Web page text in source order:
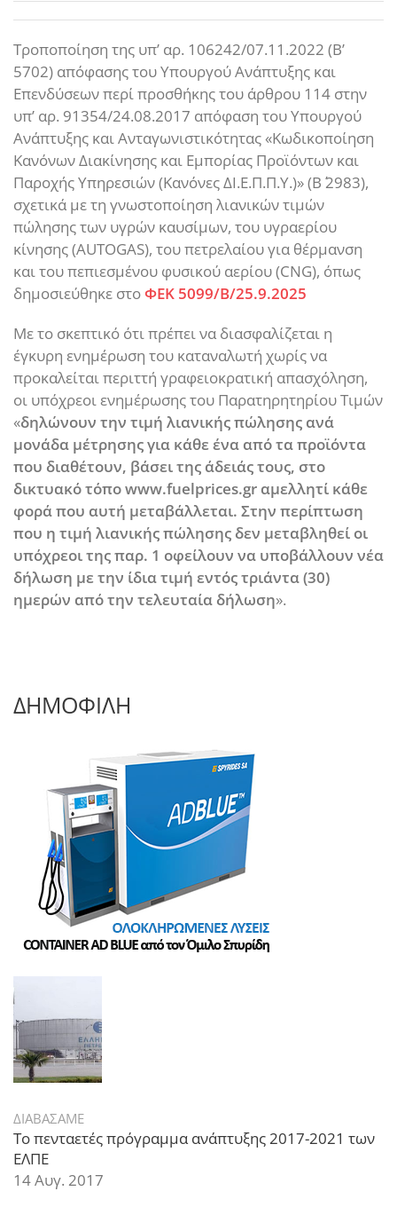
Τροποποίηση της υπ’ αρ. 106242/07.11.2022 (Β’
5702) απόφασης του Υπουργού Ανάπτυξης και
Επενδύσεων περί προσθήκης του άρθρου 114 στην
υπ’ αρ. 91354/24.08.2017 απόφαση του Υπουργού
Ανάπτυξης και Ανταγωνιστικότητας «Κωδικοποίηση
Κανόνων Διακίνησης και Εμπορίας Προϊόντων και
Παροχής Υπηρεσιών (Κανόνες ΔΙ.Ε.Π.Π.Υ.)» (Β΄ 2983),
σχετικά με τη γνωστοποίηση λιανικών τιμών
πώλησης των υγρών καυσίμων, του υγραερίου
κίνησης (ΑUTOGAS), του πετρελαίου για θέρμανση
και του πεπιεσμένου φυσικού αερίου (CNG), όπως
δημοσιεύθηκε στοΦΕΚ 5099/Β/25.9.2025
Με το σκεπτικό ότι πρέπει να διασφαλίζεται η
έγκυρη ενημέρωση του καταναλωτή χωρίς να
προκαλείται περιττή γραφειοκρατική απασχόληση,
οι υπόχρεοι ενημέρωσης του Παρατηρητηρίου Τιμών
«δηλώνουν την τιμή λιανικής πώλησης ανά
μονάδα μέτρησης για κάθε ένα από τα προϊόντα
που διαθέτουν, βάσει της άδειάς τους, στο
δικτυακό τόπο www.fuelprices.gr αμελλητί κάθε
φορά που αυτή μεταβάλλεται. Στην περίπτωση
που η τιμή λιανικής πώλησης δεν μεταβληθεί οι
υπόχρεοι της παρ. 1 οφείλουν να υποβάλλουν νέα
δήλωση με την ίδια τιμή εντός τριάντα (30)
ημερών από την τελευταία δήλωση».
ΔΗΜΟΦΙΛΗ
ΔΙΑΒΑΣΑΜΕ
Το πενταετές πρόγραμμα ανάπτυξης 2017-2021 των
ΕΛΠΕ
14 Αυγ. 2017